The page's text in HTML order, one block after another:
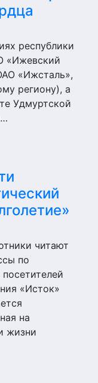
республики
«Ижевский
«Ижсталь»,
региону), а
Удмуртской
читают
по
«Исток»
на
жизни